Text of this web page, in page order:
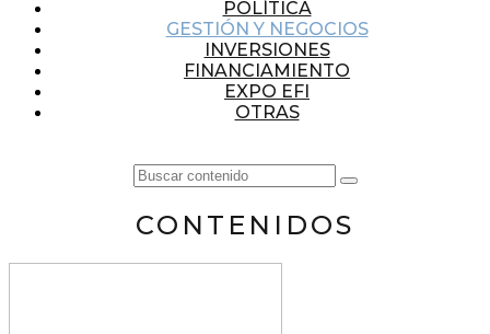
POLÍTICA
GESTIÓN Y NEGOCIOS
INVERSIONES
FINANCIAMIENTO
EXPO EFI
OTRAS
CONTENIDOS